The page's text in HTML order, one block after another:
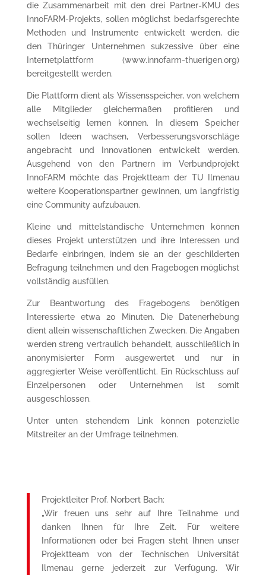
die Zusammenarbeit mit den drei Partner-KMU des
InnoFARM-Projekts, sollen möglichst bedarfsgerechte
Methoden und Instrumente entwickelt werden, die
den Thüringer Unternehmen sukzessive über eine
Internetplattform (www.innofarm-thuerigen.org)
bereitgestellt werden.
Die Plattform dient als Wissensspeicher, von welchem
alle Mitglieder gleichermaßen profitieren und
wechselseitig lernen können. In diesem Speicher
sollen Ideen wachsen, Verbesserungsvorschläge
angebracht und Innovationen entwickelt werden.
Ausgehend von den Partnern im Verbundprojekt
InnoFARM möchte das Projektteam der TU Ilmenau
weitere Kooperationspartner gewinnen, um langfristig
eine Community aufzubauen.
Kleine und mittelständische Unternehmen können
dieses Projekt unterstützen und ihre Interessen und
Bedarfe einbringen, indem sie an der geschilderten
Befragung teilnehmen und den Fragebogen möglichst
vollständig ausfüllen.
Zur Beantwortung des Fragebogens benötigen
Interessierte etwa 20 Minuten. Die Datenerhebung
dient allein wissenschaftlichen Zwecken. Die Angaben
werden streng vertraulich behandelt, ausschließlich in
anonymisierter Form ausgewertet und nur in
aggregierter Weise veröffentlicht. Ein Rückschluss auf
Einzelpersonen oder Unternehmen ist somit
ausgeschlossen.
Unter unten stehendem Link können potenzielle
Mitstreiter an der Umfrage teilnehmen.
Projektleiter Prof. Norbert Bach:
„Wir freuen uns sehr auf Ihre Teilnahme und
danken Ihnen für Ihre Zeit. Für weitere
Informationen oder bei Fragen steht Ihnen unser
Projektteam von der Technischen Universität
Ilmenau gerne jederzeit zur Verfügung. Wir